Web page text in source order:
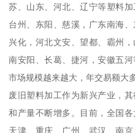
苏、山东、河北、辽宁等塑料
台州、东阳、慈溪，广东南海
兴化，河北文安、望都、霸州
南安阳、长葛、捷河，安徽五
市场规模越来越大，年交易额大
废旧塑料加工作为新兴产业，
和产量不断增多。目前，全国
天津、重庆、广州、武汉、南